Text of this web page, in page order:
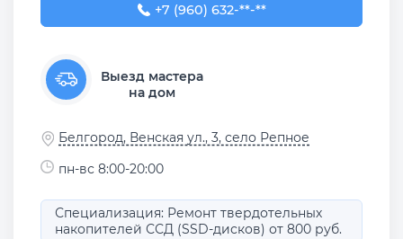
+7 (960) 632-51-21
+7 (960) 632-**-**
Выезд мастера
на дом
Белгород, Венская ул., 3, село Репное
пн-вс 8:00-20:00
Специализация: Ремонт твердотельных
накопителей ССД (SSD-дисков) от 800 руб.